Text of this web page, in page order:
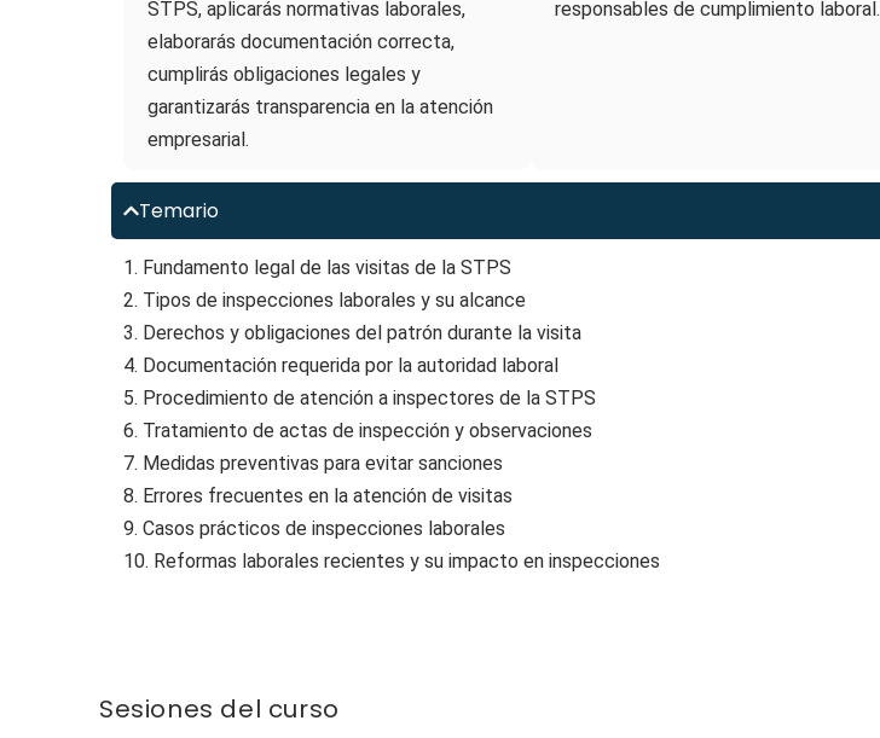
STPS, aplicarás normativas laborales,
elaborarás documentación correcta,
cumplirás obligaciones legales y
garantizarás transparencia en la atención
empresarial.
responsables de cumplimiento laboral.
Temario
1. Fundamento legal de las visitas de la STPS
2. Tipos de inspecciones laborales y su alcance
3. Derechos y obligaciones del patrón durante la visita
4. Documentación requerida por la autoridad laboral
5. Procedimiento de atención a inspectores de la STPS
6. Tratamiento de actas de inspección y observaciones
7. Medidas preventivas para evitar sanciones
8. Errores frecuentes en la atención de visitas
9. Casos prácticos de inspecciones laborales
10. Reformas laborales recientes y su impacto en inspecciones
Sesiones del curso